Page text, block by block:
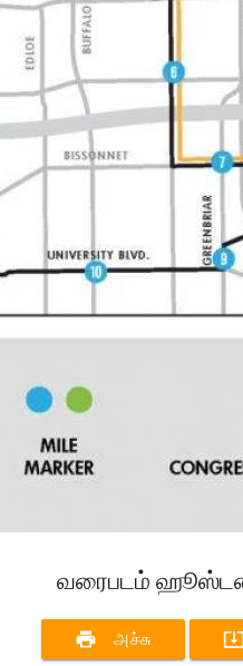
வரைபடம்
print அச்சு